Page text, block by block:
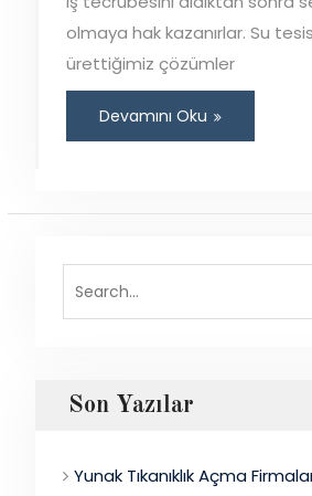
olmaya hak kazanırlar. Su
ürettiğimiz çözümler
Devamını Oku
Son Yazılar
Yunak Tıkanıklık Açma